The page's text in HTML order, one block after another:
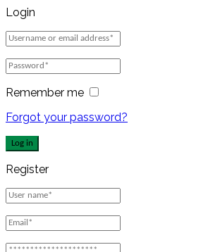
Login
Remember me
Forgot your password?
Log in
Register